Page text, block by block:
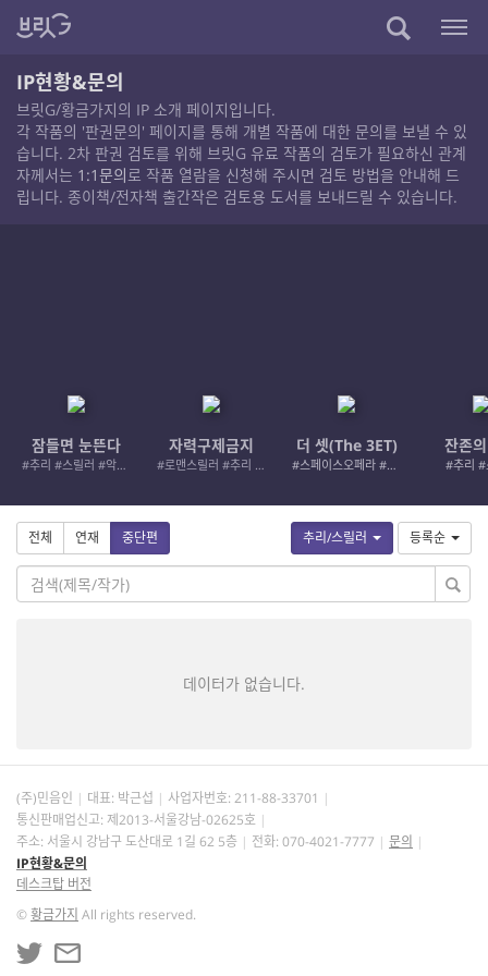
IP현황&문의
브릿G/황금가지의 IP 소개 페이지입니다.
각 작품의 '판권문의' 페이지를 통해 개별 작품에 대한 문의를 보낼 수 있
습니다. 2차 판권 검토를 위해 브릿G 유료 작품의 검토가 필요하신 관계
자께서는 1:1문의로 작품 열람을 신청해 주시면 검토 방법을 안내해 드
립니다. 종이책/전자책 출간작은 검토용 도서를 보내드릴 수 있습니다.
잠들면 눈뜬다
#추리 #스릴러 #악인 #로드레이지
자력구제금지
#로맨스릴러 #추리 #여성서사 #사적제재
더 셋(The 3ET)
#스페이스오페라 #우주활극
잔존
#추리 #
추리/스릴러 등록순
전체 연재 중단편
데이터가 없습니다.
(주)민음인 대표: 박근섭 사업자번호: 211-88-33701
통신판매업신고: 제2013-서울강남-02625호
주소: 서울시 강남구 도산대로 1길 62 5층
전화: 070-4021-7777
문의
IP현황&문의
데스크탑 버전
©황금가지 All rights reserved.